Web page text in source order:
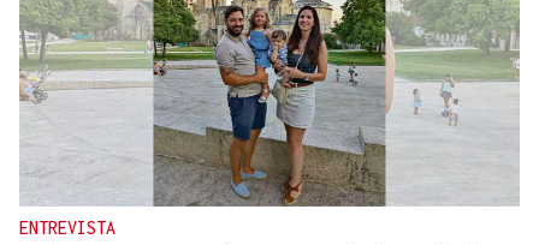
CANDIDATURA UNESCO
La Ribeira Sacra tendrá que esperar un año para
ser patrimonio mundial
ENTREVISTA